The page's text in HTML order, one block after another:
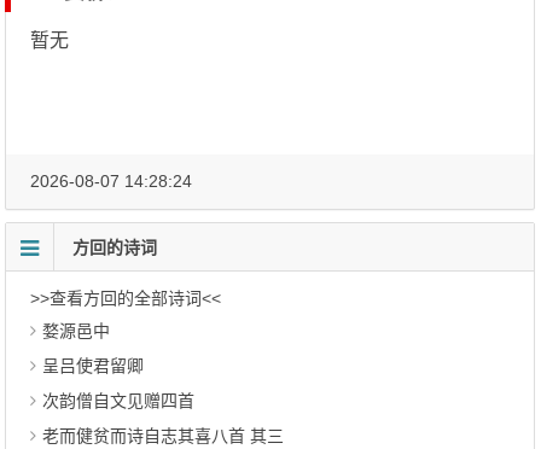
暂无
2026-08-07 14:28:24
方回的诗词
>>查看方回的全部诗词<<
婺源邑中
呈吕使君留卿
次韵僧自文见赠四首
老而健贫而诗自志其喜八首 其三